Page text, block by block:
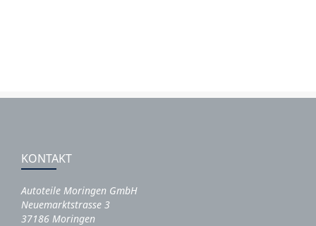
KONTAKT
Autoteile Moringen GmbH
Neuemarktstrasse 3
37186 Moringen